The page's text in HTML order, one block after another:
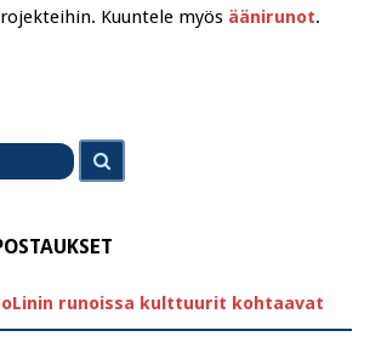
Kuuntele myös äänirunot.
runoissa kulttuurit kohtaavat